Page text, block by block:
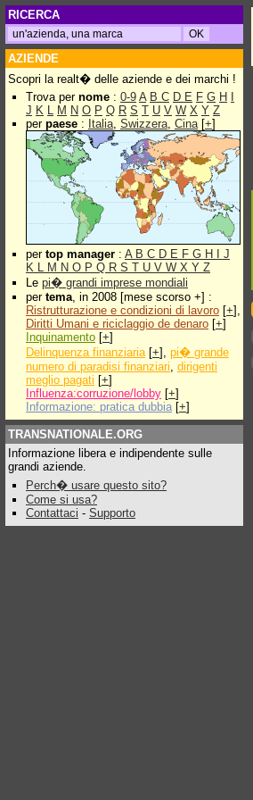
RICERCA
AZIENDE
Scopri la realt� delle aziende e dei marchi !
Trova per nome : 0-9 A B C D E F G H
J K L M N O P Q R S T U V W X Y Z
per paese : Italia, Swizzera, Cina[+]
per top manager : A B C D E F G H
J
K L M N O P Q R S T U V W X Y Z
Le pi� grandi imprese mondiali
per tema, in 2008 [mese scorso +] :
Ristrutturazione e condizioni di lavoro [+],
Diritti Umani e riciclaggio de denaro [+]
Inquinamento [+]
Delinquenza finanziaria[+], pi� grande
numero di paradisi finanziari, dirigenti
meglio pagati [+]
Influenza:corruzione/lobby [+]
Informazione: pratica dubbia [+]
TRANSNATIONALE.ORG
Informazione libera e indipendente sulle
grandi aziende.
Perch� usare questo sito?
Come si usa?
Contattaci - Supporto